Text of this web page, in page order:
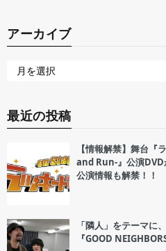
アーカイブ
最近の投稿
【情報解禁】舞台
and Run-』公演
公演情報も解禁！！
「隣人」をテーマに
『GOOD